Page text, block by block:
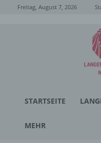
Freitag, August 7, 2026
STARTSEITE
MEHR